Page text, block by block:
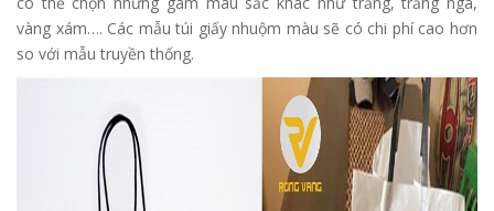
vàng xám…. Các mẫu túi giấy nhuộm màu sẽ có chi phí cao hơn
so với mẫu truyền thống.